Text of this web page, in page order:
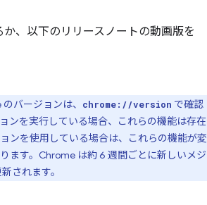
、以下のリリースノートの動画版を
バージョンは、 chrome://version で確認
ンを実行している場合、これらの機能は存在
ンを使用している場合は、これらの機能が変
ます。Chrome は約 6 週間ごとに新しいメジ
されます。